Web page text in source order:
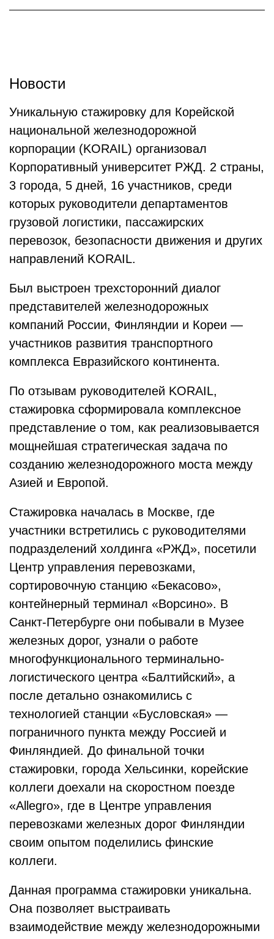
Новости
Уникальную стажировку для Корейской
национальной железнодорожной
корпорации (KORAIL) организовал
Корпоративный университет РЖД. 2 страны,
3 города, 5 дней, 16 участников, среди
которых руководители департаментов
грузовой логистики, пассажирских
перевозок, безопасности движения и других
направлений KORAIL.
Был выстроен трехсторонний диалог
представителей железнодорожных
компаний России, Финляндии и Кореи —
участников развития транспортного
комплекса Евразийского континента.
По отзывам руководителей KORAIL,
стажировка сформировала комплексное
представление о том, как реализовывается
мощнейшая стратегическая задача по
созданию железнодорожного моста между
Азией и Европой.
Стажировка началась в Москве, где
участники встретились с руководителями
подразделений холдинга «РЖД», посетили
Центр управления перевозками,
сортировочную станцию «Бекасово»,
контейнерный терминал «Ворсино». В
Санкт-Петербурге они побывали в Музее
железных дорог, узнали о работе
многофункционального терминально-
логистического центра «Балтийский», а
после детально ознакомились с
технологией станции «Бусловская» —
пограничного пункта между Россией и
Финляндией. До финальной точки
стажировки, города Хельсинки, корейские
коллеги доехали на скоростном поезде
«Allegro», где в Центре управления
перевозками железных дорог Финляндии
своим опытом поделились финские
коллеги.
Данная программа стажировки уникальна.
Она позволяет выстраивать
взаимодействие между железнодорожными